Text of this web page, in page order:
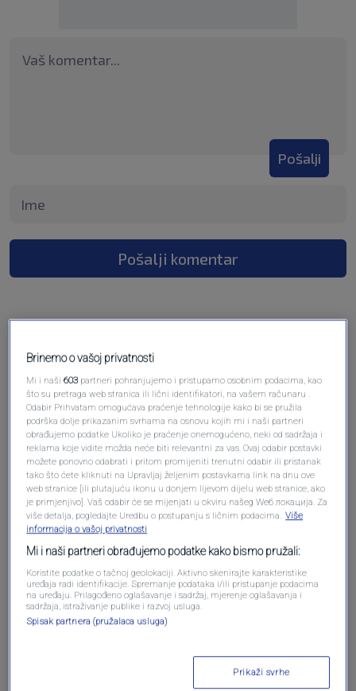
Pošalji
Pošalji komentar
Oglas
Oglas
Brinemo o vašoj privatnosti
Mi i naši603 partneri pohranjujemo i pristupamo osobnim podacima, kao
što su pretraga web stranica ili lični identifikatori, na vašem računaru .
Odabir Prihvatam omogućava praćenje tehnologije kako bi se pružila
podrška dolje prikazanim svrhama na osnovu kojih mi i naši partneri
obrađujemo podatke Ukoliko je praćenje onemogućeno, neki od sadržaja i
reklama koje vidite možda neće biti relevantni za vas. Ovaj odabir postavki
možete ponovno odabrati i pritom promijeniti trenutni odabir ili pristanak
tako što ćete kliknuti na Upravljaj željenim postavkama link na dnu ove
web stranice [ili plutajuću ikonu u donjem lijevom dijelu web stranice, ako
je primjenjivo]. Vaš odabir će se mijenjati u okviru našeg Wеб локација. Za
više detalja, pogledajte Uredbu o postupanju s ličnim podacima. Više
informacija o vašoj privatnosti
Mi i naši partneri obrađujemo podatke kako bismo pružali:
Koristite podatke o tačnoj geolokaciji. Aktivno skenirajte karakteristike
uređaja radi identifikacije. Spremanje podataka i/ili pristupanje podacima
na uređaju. Prilagođeno oglašavanje i sadržaj, mjerenje oglašavanja i
sadržaja, istraživanje publike i razvoj usluga.
Spisak partnera (pružalaca usluga)
Prikaži svrhe